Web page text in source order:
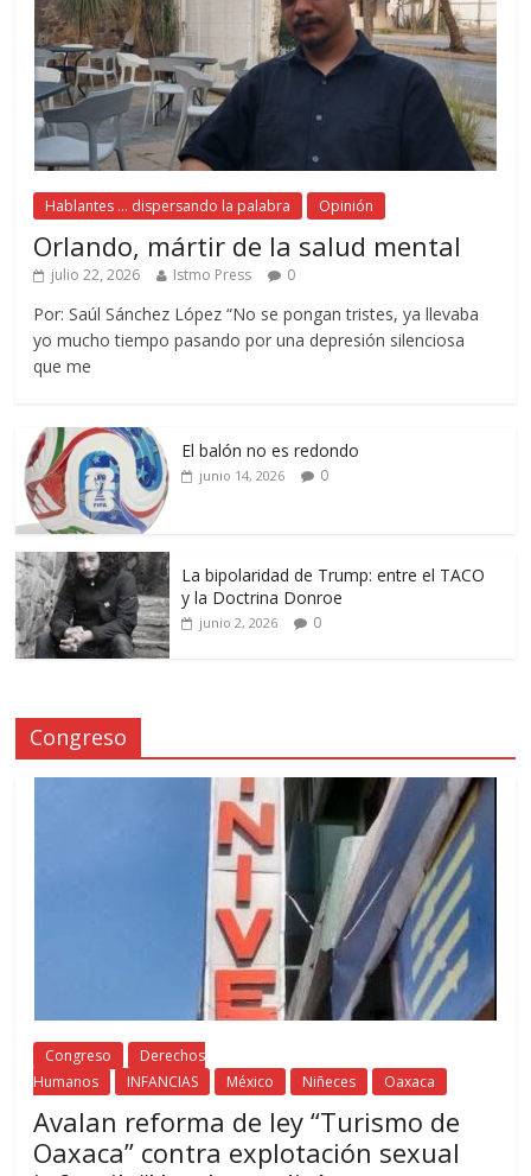
Hablantes ... dispersando la palabra Opinión
Orlando, mártir de la salud mental
julio 22, 2026 Istmo Press 0
Por: Saúl Sánchez López “No se pongan tristes, ya llevaba
yo mucho tiempo pasando por una depresión silenciosa
que me
El balón no es redondo
junio 14, 2026 0
La bipolaridad de Trump: entre el TACO
y la Doctrina Donroe
junio 2, 2026 0
Congreso
Congreso
Derechos
Humanos
INFANCIAS México Niñeces Oaxaca
Avalan reforma de ley “Turismo de
Oaxaca” contra explotación sexual